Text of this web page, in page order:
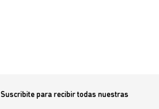
Suscribite para recibir todas nuestras